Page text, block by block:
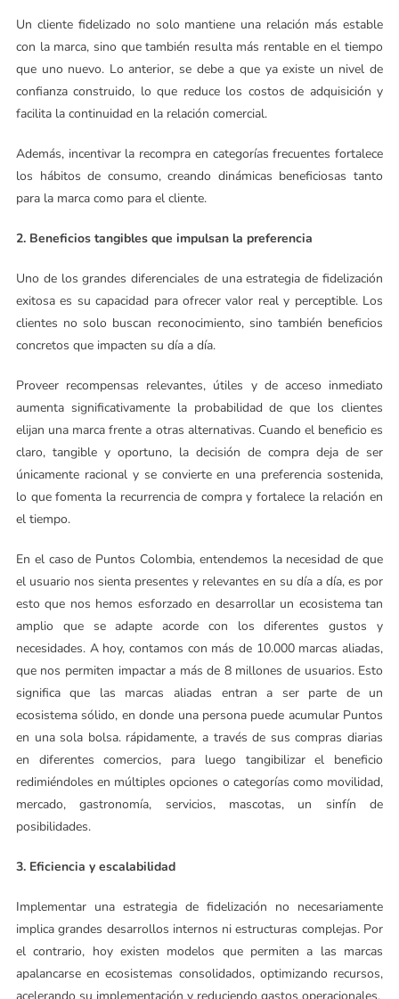
Un cliente fidelizado no solo mantiene una relación más estable
con la marca, sino que también resulta más rentable en el tiempo
que uno nuevo. Lo anterior, se debe a que ya existe un nivel de
confianza construido, lo que reduce los costos de adquisición y
facilita la continuidad en la relación comercial.
Además, incentivar la recompra en categorías frecuentes fortalece
los hábitos de consumo, creando dinámicas beneficiosas tanto
para la marca como para el cliente.
2. Beneficios tangibles que impulsan la preferencia
Uno de los grandes diferenciales de una estrategia de fidelización
exitosa es su capacidad para ofrecer valor real y perceptible. Los
clientes no solo buscan reconocimiento, sino también beneficios
concretos que impacten su día a día.
Proveer recompensas relevantes, útiles y de acceso inmediato
aumenta significativamente la probabilidad de que los clientes
elijan una marca frente a otras alternativas. Cuando el beneficio es
claro, tangible y oportuno, la decisión de compra deja de ser
únicamente racional y se convierte en una preferencia sostenida,
lo que fomenta la recurrencia de compra y fortalece la relación en
el tiempo.
En el caso de Puntos Colombia, entendemos la necesidad de que
el usuario nos sienta presentes y relevantes en su día a día, es por
esto que nos hemos esforzado en desarrollar un ecosistema tan
amplio que se adapte acorde con los diferentes gustos y
necesidades. A hoy, contamos con más de 10.000 marcas aliadas,
que nos permiten impactar a más de 8 millones de usuarios. Esto
significa que las marcas aliadas entran a ser parte de un
ecosistema sólido, en donde una persona puede acumular Puntos
en una sola bolsa. rápidamente, a través de sus compras diarias
en diferentes comercios, para luego tangibilizar el beneficio
redimiéndoles en múltiples opciones o categorías como movilidad,
mercado, gastronomía, servicios, mascotas, un sinfín de
posibilidades.
3. Eficiencia y escalabilidad
Implementar una estrategia de fidelización no necesariamente
implica grandes desarrollos internos ni estructuras complejas. Por
el contrario, hoy existen modelos que permiten a las marcas
apalancarse en ecosistemas consolidados, optimizando recursos,